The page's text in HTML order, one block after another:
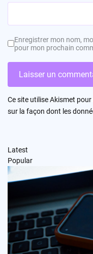
Enregistrer mon nom,
pour mon prochain
Ce site utilise Akismet
sur la façon dont les
Latest
Popular